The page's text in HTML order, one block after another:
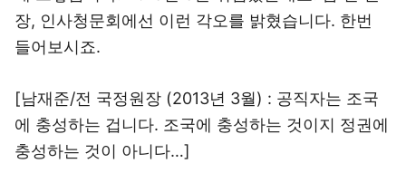
장, 인사청문회에선 이런 각오를 밝혔습니다. 한번
들어보시죠.
[남재준/전 국정원장 (2013년 3월) : 공직자는 조국
에 충성하는 겁니다. 조국에 충성하는 것이지 정권에
충성하는 것이 아니다…]